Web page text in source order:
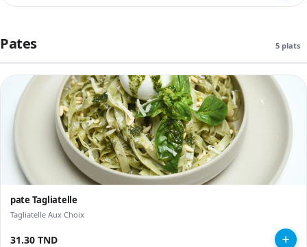
Pates 5 plats
pate Tagliatelle
Tagliatelle Aux Choix
31.30 TND